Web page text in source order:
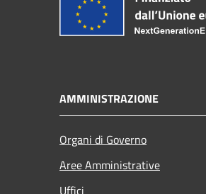
AMMINISTRAZIONE
Organi di Governo
Aree Amministrative
Uffici